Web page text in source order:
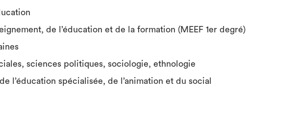
de l’éducation et de la formation (MEEF 1er degré)
sciences politiques, sociologie, ethnologie
l’éducation spécialisée, de l’animation et du social